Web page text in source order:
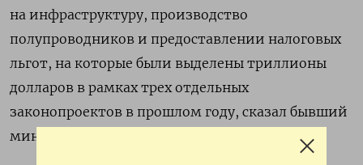
на инфраструктуру, производство
полупроводников и предоставлении налоговых
льгот, на которые были выделены триллионы
долларов в рамках трех отдельных
законопроектов в прошлом году, сказал бывший
министр труда Роберт Райх.